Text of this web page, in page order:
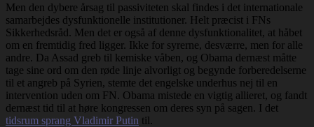
Men den dybere årsag til passiviteten skal findes i det internationale
samarbejdes dysfunktionelle institutioner. Helt præcist i FNs
Sikkerhedsråd. Men det er også af denne dysfunktionalitet, at håbet
om en fremtidig fred ligger. Ikke for syrerne, desværre, men for alle
andre. Da Assad greb til kemiske våben, og Obama dernæst måtte
tage sine ord om den røde linje alvorligt og begynde forberedelserne
til et angreb på Syrien, stemte det engelske underhus nej til en
intervention uden om FN. Obama mistede en vigtig allieret, og fandt
dernæst tid til at høre kongressen om deres syn på sagen. I det
tidsrum sprang Vladimir Putin til.